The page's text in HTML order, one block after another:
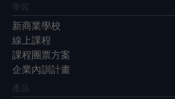
學習
新商業學校
線上課程
課程團票方案
企業內訓計畫
產品